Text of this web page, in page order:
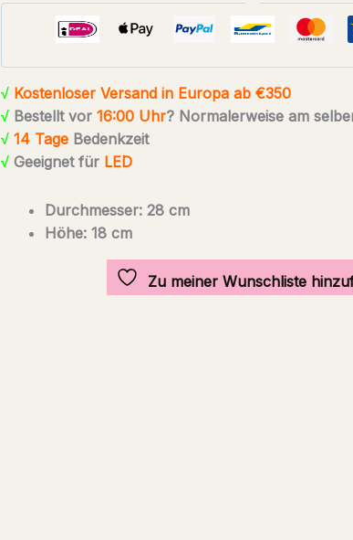
type
√ Kostenloser Versand in Europa ab €350
√ Bestellt vor 16:00 Uhr? Normalerweise am
√ 14 Tage Bedenkzeit
√ Geeignet für LED
Durchmesser: 28 cm
Höhe: 18 cm
Zu meiner Wunschliste